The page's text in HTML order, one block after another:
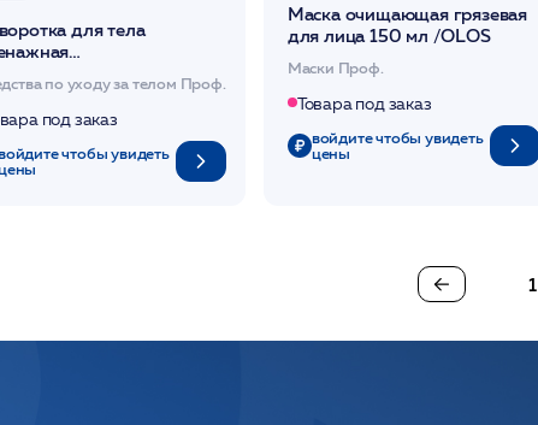
для тела
по уходу за телом Проф.
под заказ
чтобы увидеть
Маска очищающая грязевая
для лица 150 мл /OLOS
Маски Проф.
Товара под заказ
войдите чтобы увидеть
цены
1